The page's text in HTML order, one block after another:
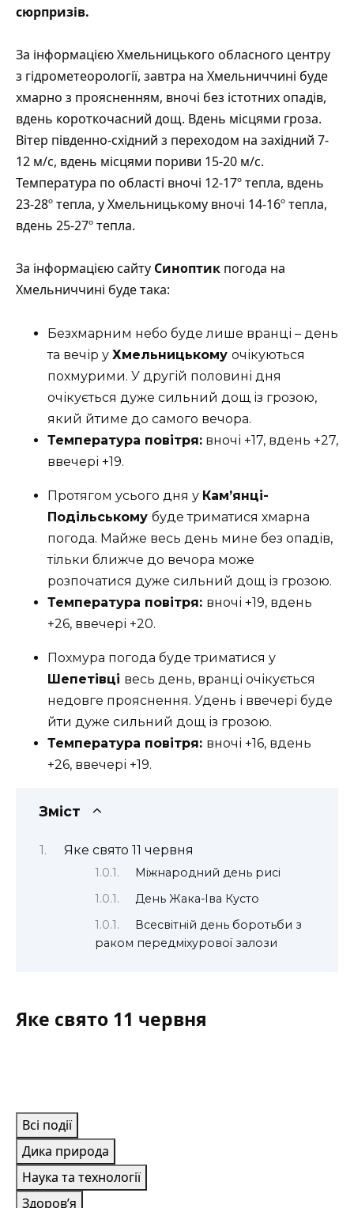
сюрпризів.
За інформацієюХмельницького обласного центру
з гідрометеорології, завтра на Хмельниччині буде
хмарно з проясненням, вночі без істотних опадів,
вдень короткочасний дощ. Вдень місцями гроза.
Вітер південно-східний з переходом на західний 7-
12 м/с, вдень місцями пориви 15-20 м/с.
Температура по області вночі 12-17º тепла, вдень
23-28º тепла, у Хмельницькому вночі 14-16º тепла,
вдень 25-27º тепла.
За інформацією сайту Синоптик погода на
Хмельниччині буде така:
Безхмарним небо буде лише вранці – день
та вечір у Хмельницькому очікуються
похмурими. У другій половині дня
очікується дуже сильний дощ із грозою,
який йтиме до самого вечора.
Температура повітря: вночі +17, вдень +27,
ввечері +19.
Протягом усього дня у Кам’янці-
Подільському буде триматися хмарна
погода. Майже весь день мине без опадів,
тільки ближче до вечора може
розпочатися дуже сильний дощ із грозою.
Температура повітря: вночі +19, вдень
+26, ввечері +20.
Похмура погода буде триматися у
Шепетівці весь день, вранці очікується
недовге прояснення. Удень і ввечері буде
йти дуже сильний дощ із грозою.
Температура повітря: вночі +16, вдень
+26, ввечері +19.
Зміст
Яке свято 11 червня
Міжнародний день рисі
День Жака-Іва Кусто
Всесвітній день боротьби з
раком передміхурової залози
Яке свято 11 червня
Всі події
Дика природа
Наука та технології
Здоров’я